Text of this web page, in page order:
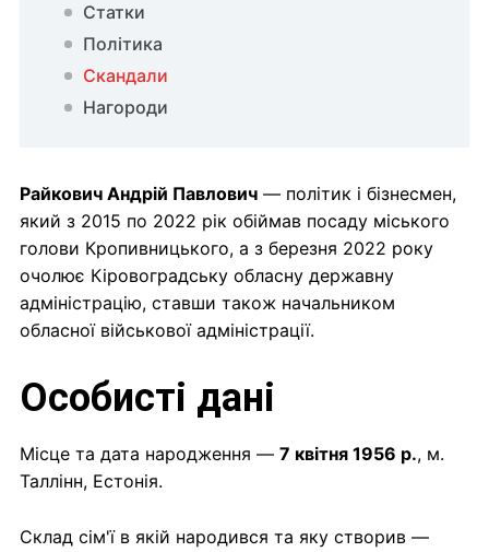
Статки
Політика
Скандали
Нагороди
Райкович Андрій Павлович — політик і бізнесмен,
який з 2015 по 2022 рік обіймав посаду міського
голови Кропивницького, а з березня 2022 року
очолює Кіровоградську обласну державну
адміністрацію, ставши також начальником
обласної військової адміністрації.
Особисті дані
Місце та дата народження — 7 квітня 1956 р., м.
Таллінн, Естонія.
Склад сім'ї в якій народився та яку створив —